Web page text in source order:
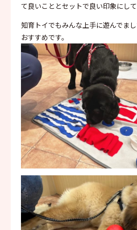
て良いこととセットで良い印象にし
知育トイでもみんな上手に遊んでま
おすすめです。